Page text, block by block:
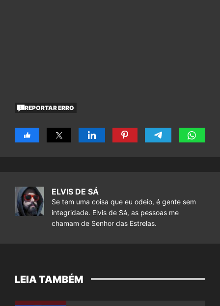
REPORTAR ERRO
ELVIS DE SÁ
Se tem uma coisa que eu odeio, é gente sem
integridade. Elvis de Sá, as pessoas me
chamam de Senhor das Estrelas.
LEIA TAMBÉM